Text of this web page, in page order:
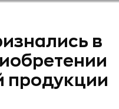
в
продукции